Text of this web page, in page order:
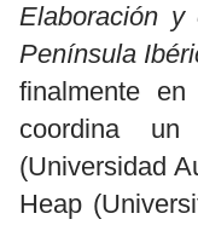
Elaboración
Península
finalmente
coordina un
(Universidad
Heap